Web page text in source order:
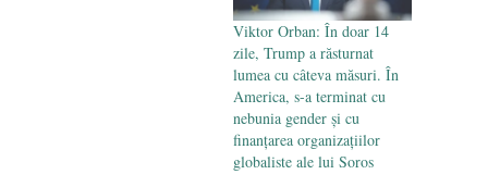
Viktor Orban: În doar 14
zile, Trump a răsturnat
lumea cu câteva măsuri. În
America, s-a terminat cu
nebunia gender și cu
finanţarea organizaţiilor
globaliste ale lui Soros